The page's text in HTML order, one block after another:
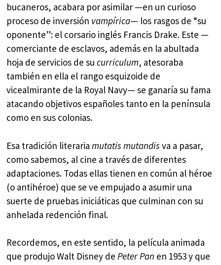
bucaneros, acabara por asimilar —en un curioso
proceso de inversión vampírica— los rasgos de “su
oponente”: el corsario inglés Francis Drake. Este —
comerciante de esclavos, además en la abultada
hoja de servicios de sucurriculum, atesoraba
también en ella el rango esquizoide de
vicealmirante de la Royal Navy— se ganaría su fama
atacando objetivos españoles tanto en la península
como en sus colonias.
Esa tradición literariamutatis mutandis va a pasar,
como sabemos, al cine a través de diferentes
adaptaciones. Todas ellas tienen en común al héroe
(o antihéroe) que se ve empujado a asumir una
suerte de pruebas iniciáticas que culminan con su
anhelada redención final.
Recordemos, en este sentido, la película animada
que produjo Walt Disney dePeter Pan en 1953 y que